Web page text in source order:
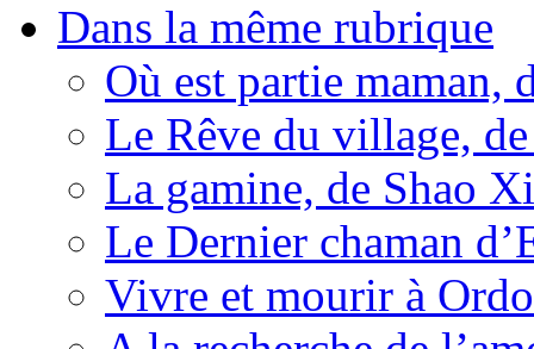
Dans la même rubrique
Où est partie maman,
Le Rêve du village,
La gamine, de Shao
Le Dernier chaman
Vivre et mourir à